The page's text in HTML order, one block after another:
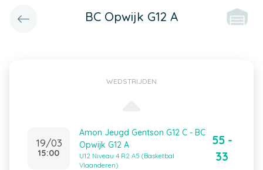
BC Opwijk G12 A
WEDSTRIJDEN
19/03
15:00
Amon Jeugd Gentson G12 C - BC
Opwijk G12 A
U12 Niveau 4 R2 A5 (Basketbal
Vlaanderen)
55 -
33